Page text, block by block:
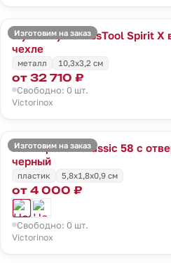
Изготовим на заказ
Мультитул SwissTool Spirit X
чехле
металл 10,3х3,2 см
от 32 710 ₽
Свободно: 0 шт.
Victorinox
Изготовим на заказ
Нож-брелок Classic 58 с
черный
пластик 5,8x1,8x0,9 см
от 4 000 ₽
Свободно: 0 шт.
Victorinox